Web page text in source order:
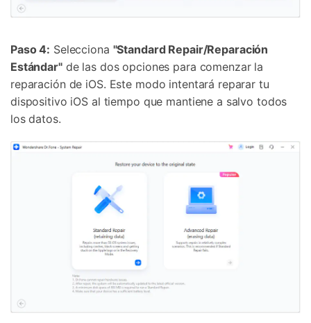
Paso 4: Selecciona "Standard Repair/Reparación
Estándar"de las dos opciones para comenzar la
reparación de iOS. Este modo intentará reparar tu
dispositivo iOS al tiempo que mantiene a salvo todos
los datos.